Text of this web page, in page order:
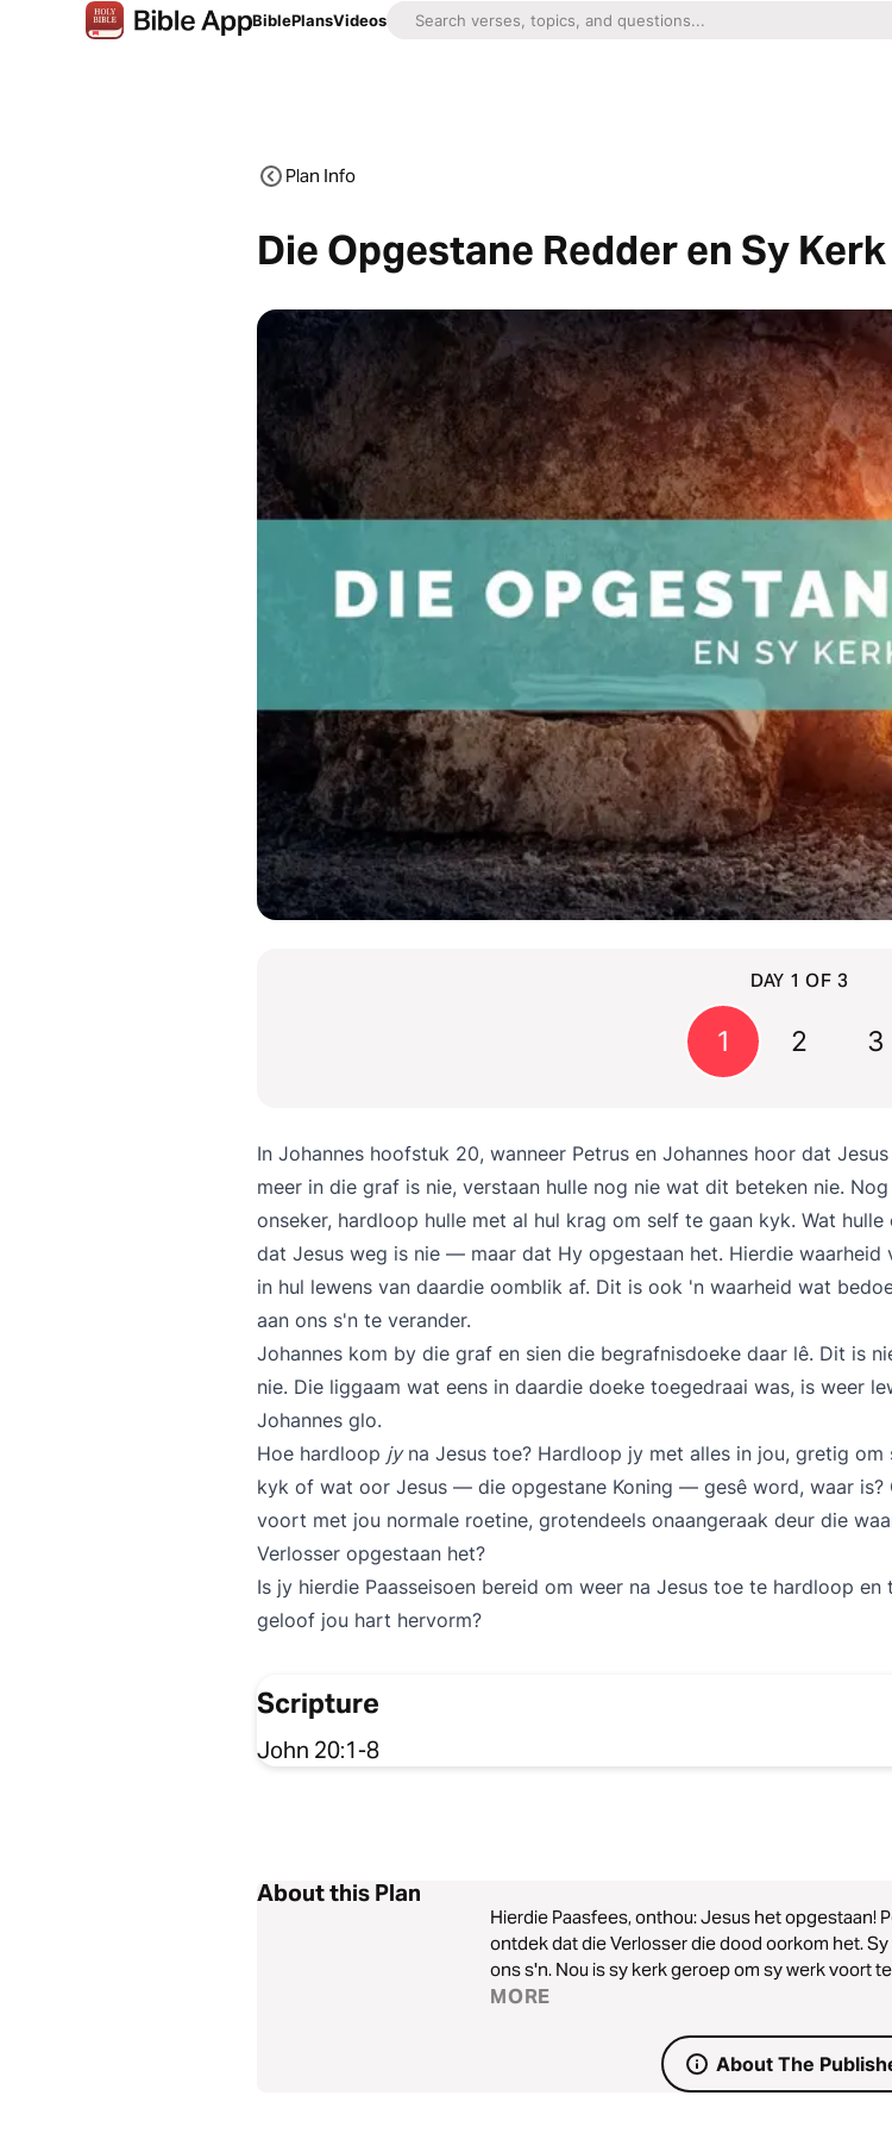
BiblePlansVideos
Plan Info
Die Opgestane Redder en Sy Kerk
DAY 1 OF 3
1 2 3
In Johannes hoofstuk 20, wanneer Petrus en Johannes hoor dat
meer in die graf is nie, verstaan hulle nog nie wat dit beteken nie.
onseker, hardloop hulle met al hul krag om self te gaan kyk. Wat hulle
dat Jesus weg is nie — maar dat Hy opgestaan het. Hierdie waarheid
in hul lewens van daardie oomblik af. Dit is ook 'n waarheid wat
aan ons s'n te verander.
Johannes kom by die graf en sien die begrafnisdoeke daar lê. Dit is
nie. Die liggaam wat eens in daardie doeke toegedraai was, is weer
Johannes glo.
Hoe hardloop jyna Jesus toe? Hardloop jy met alles in jou, gretig om
kyk of wat oor Jesus — die opgestane Koning — gesê word, waar is?
voort met jou normale roetine, grotendeels onaangeraak deur die
Verlosser opgestaan het?
Is jy hierdie Paasseisoen bereid om weer na Jesus toe te hardloop
geloof jou hart hervorm?
Scripture
John 20:1-8
About this Plan
Hierdie Paasfees, onthou: Jesus het opgestaan!
ontdek dat die Verlosser die dood oorkom het.
ons s'n. Nou is sy kerk geroep om sy werk voort
MORE
About The